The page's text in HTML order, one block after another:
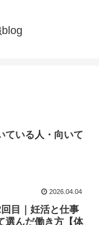
ている人・向いて
2026.04.04
目｜妊活と仕事
選んだ働き方【体